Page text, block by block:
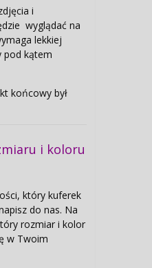
i
wyglądać na
lekkiej
pod kątem
końcowy był
i koloru
który kuferek
do nas. Na
rozmiar i kolor
w Twoim